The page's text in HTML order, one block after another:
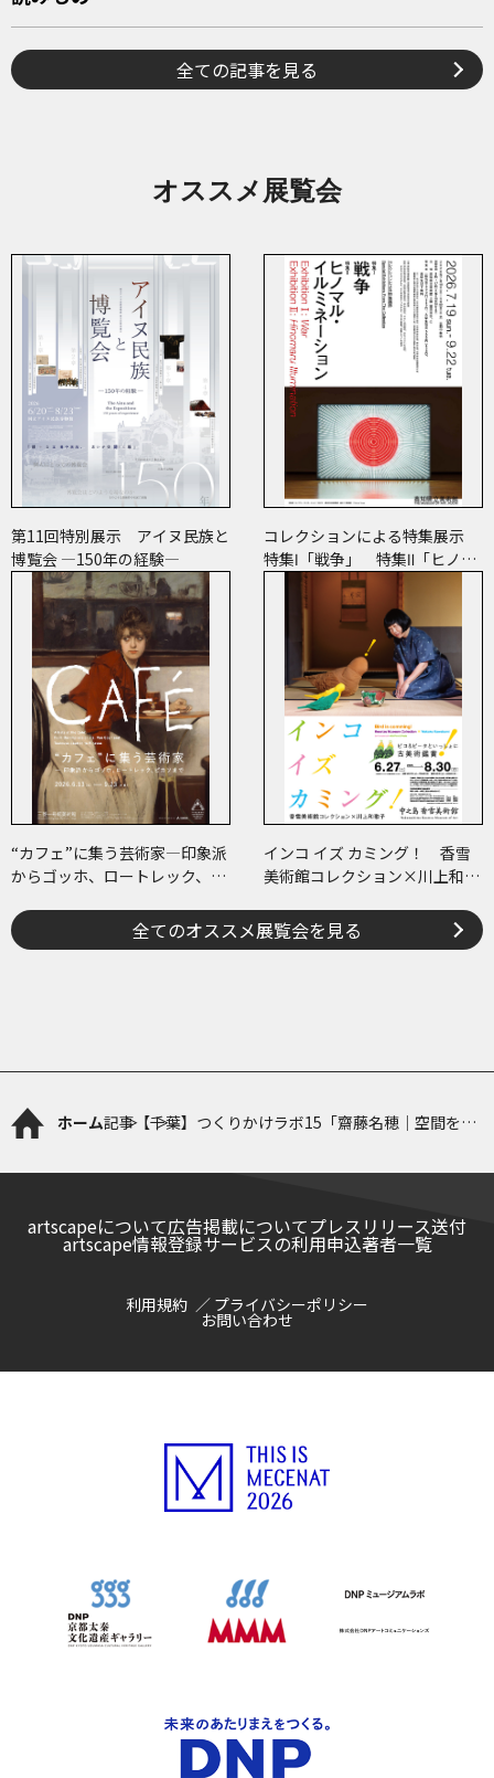
全ての記事を見る
オススメ展覧会
第11回特別展示 アイヌ民族と
博覧会 ―150年の経験―
コレクションによる特集展示
特集Ⅰ「戦争」 特集Ⅱ「ヒノマ
ル・イルミネーション」
“カフェ”に集う芸術家―印象派
からゴッホ、ロートレック、ピ
インコ イズ カミング！ 香雪
美術館コレクション×川上和歌
に古美術鑑賞～
全てのオススメ展覧会を見る
ホーム記事【千葉】つくりかけラボ15「齋藤名穂｜空間をあ
artscapeについて広告掲載についてプレスリリース送付
artscape情報登録サービスの利用申込著者一覧
利用規約 プライバシーポリシー
お問い合わせ